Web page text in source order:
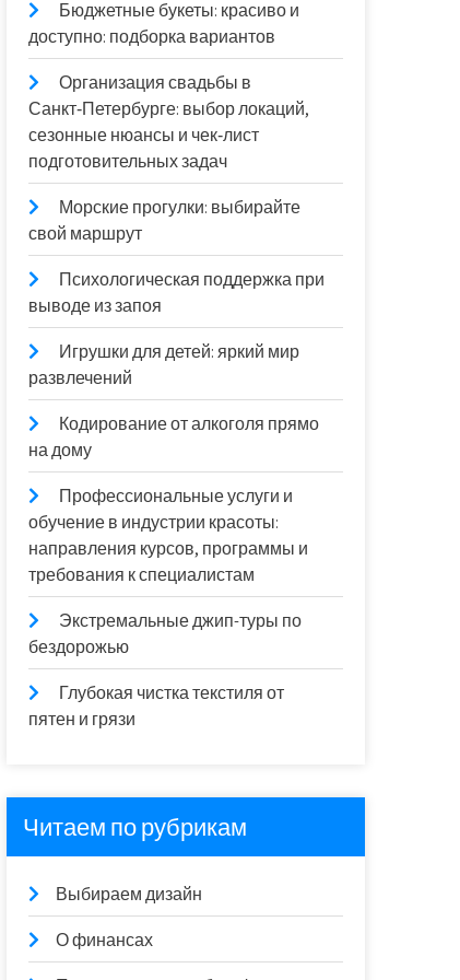
Бюджетные букеты: красиво и
доступно: подборка вариантов
Организация свадьбы в
Санкт‑Петербурге: выбор локаций,
сезонные нюансы и чек‑лист
подготовительных задач
Морские прогулки: выбирайте
свой маршрут
Психологическая поддержка при
выводе из запоя
Игрушки для детей: яркий мир
развлечений
Кодирование от алкоголя прямо
на дому
Профессиональные услуги и
обучение в индустрии красоты:
направления курсов, программы и
требования к специалистам
Экстремальные джип-туры по
бездорожью
Глубокая чистка текстиля от
пятен и грязи
Читаем по рубрикам
Выбираем дизайн
О финансах